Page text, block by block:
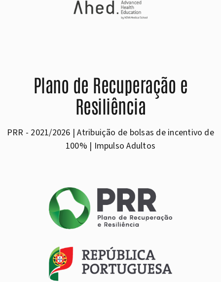
Plano de Recuperação e
Resiliência
PRR - 2021/2026 | Atribuição de bolsas de incentivo de
100% | Impulso Adultos